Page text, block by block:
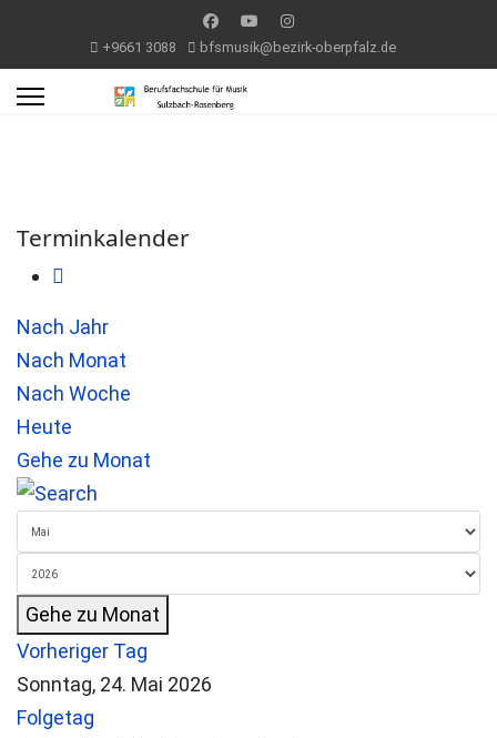
+9661 3088 bfsmusik@bezirk-oberpfalz.de
Terminkalender
Nach Jahr
Nach Monat
Nach Woche
Heute
Gehe zu Monat
Gehe zu Monat
Vorheriger Tag
Sonntag, 24. Mai 2026
Folgetag